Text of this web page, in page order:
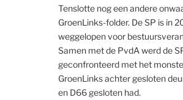
Tenslotte nog een andere
GroenLinks-folder. De SP is in
weggelopen voor
Samen met de PvdA werd de
geconfronteerd met het
GroenLinks achter gesloten
en D66 gesloten had.